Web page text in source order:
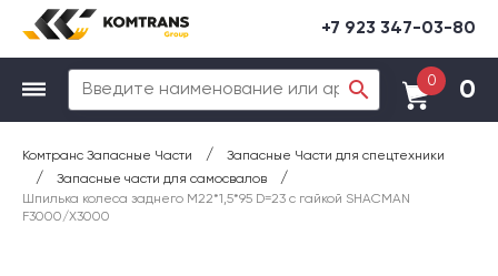
+7 923 347-03-80
0 0
Комтранс Запасные Части / Запасные Части для спецтехники
/ Запасные части для самосвалов /
Шпилька колеса заднего М22*1,5*95 D=23 с гайкой SHACMAN
F3000/X3000